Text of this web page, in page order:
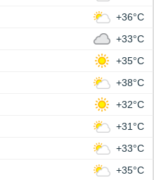
+36°C
+33°C
+35°C
+38°C
+32°C
+31°C
+33°C
+35°C